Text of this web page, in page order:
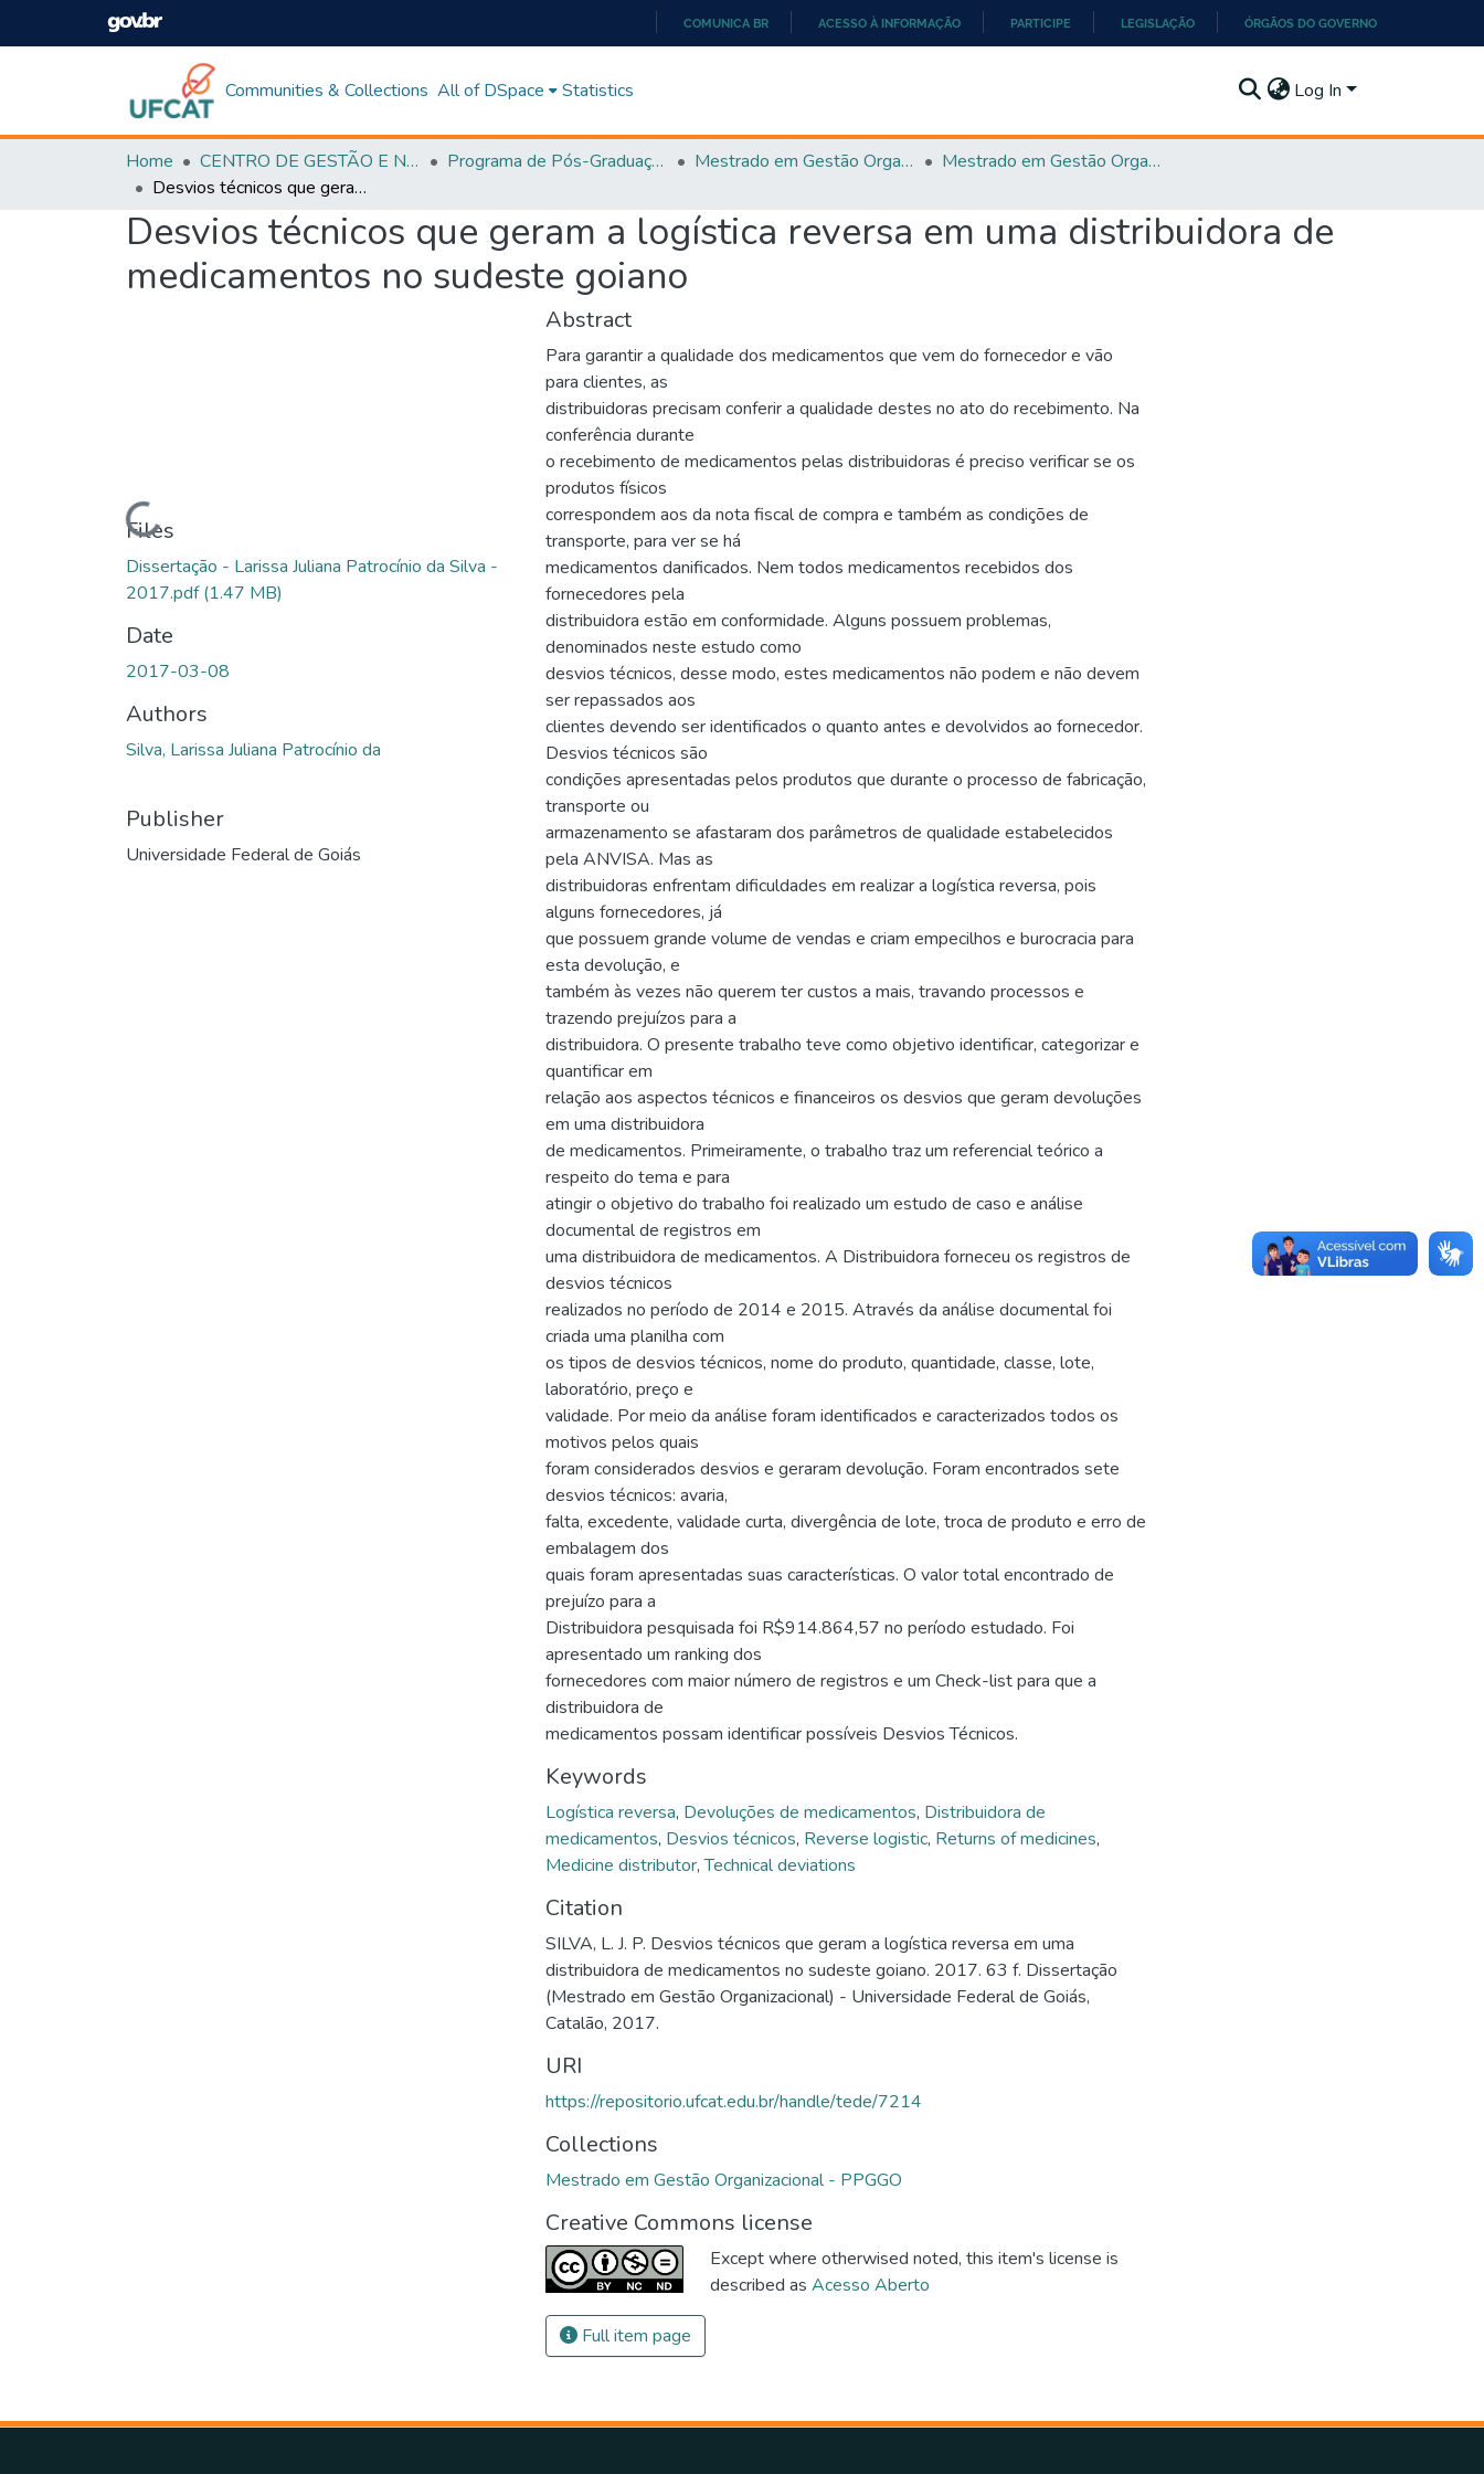
CONTEÚDO
COMUNICA BR ACESSO À INFORMAÇÃO PARTICIPE LEGISLAÇÃO ÓRGÃOS DO GOVERNO
Communities & Collections All of DSpace Statistics Log In
Home CENTRO DE GESTÃO E NEGÓCIOS Programa de Pós-Graduação em Gestão Organizacional (PPGGO) Mestrado em Gestão Organizacional - PPGGO
Mestrado em Gestão Organizacional - PPGGO
Desvios técnicos que geram a logística reversa em uma distribuidora de medicamentos no sudeste goiano
Desvios técnicos que geram a logística reversa em uma distribuidora de
medicamentos no sudeste goiano
Loading...
Files
Dissertação - Larissa Juliana Patrocínio da Silva -
2017.pdf(1.47 MB)
Date
2017-03-08
Authors
Silva, Larissa Juliana Patrocínio da
Publisher
Universidade Federal de Goiás
Abstract
Para garantir a qualidade dos medicamentos que vem do fornecedor e vão
para clientes, as
distribuidoras precisam conferir a qualidade destes no ato do recebimento. Na
conferência durante
o recebimento de medicamentos pelas distribuidoras é preciso verificar se os
produtos físicos
correspondem aos da nota fiscal de compra e também as condições de
transporte, para ver se há
medicamentos danificados. Nem todos medicamentos recebidos dos
fornecedores pela
distribuidora estão em conformidade. Alguns possuem problemas,
denominados neste estudo como
desvios técnicos, desse modo, estes medicamentos não podem e não devem
ser repassados aos
clientes devendo ser identificados o quanto antes e devolvidos ao fornecedor.
Desvios técnicos são
condições apresentadas pelos produtos que durante o processo de fabricação,
transporte ou
armazenamento se afastaram dos parâmetros de qualidade estabelecidos
pela ANVISA. Mas as
distribuidoras enfrentam dificuldades em realizar a logística reversa, pois
alguns fornecedores, já
que possuem grande volume de vendas e criam empecilhos e burocracia para
esta devolução, e
também às vezes não querem ter custos a mais, travando processos e
trazendo prejuízos para a
distribuidora. O presente trabalho teve como objetivo identificar, categorizar e
quantificar em
relação aos aspectos técnicos e financeiros os desvios que geram devoluções
em uma distribuidora
de medicamentos. Primeiramente, o trabalho traz um referencial teórico a
respeito do tema e para
atingir o objetivo do trabalho foi realizado um estudo de caso e análise
documental de registros em
uma distribuidora de medicamentos. A Distribuidora forneceu os registros de
desvios técnicos
realizados no período de 2014 e 2015. Através da análise documental foi
criada uma planilha com
os tipos de desvios técnicos, nome do produto, quantidade, classe, lote,
laboratório, preço e
validade. Por meio da análise foram identificados e caracterizados todos os
motivos pelos quais
foram considerados desvios e geraram devolução. Foram encontrados sete
desvios técnicos: avaria,
falta, excedente, validade curta, divergência de lote, troca de produto e erro de
embalagem dos
quais foram apresentadas suas características. O valor total encontrado de
prejuízo para a
Distribuidora pesquisada foi R$914.864,57 no período estudado. Foi
apresentado um ranking dos
fornecedores com maior número de registros e um Check-list para que a
distribuidora de
medicamentos possam identificar possíveis Desvios Técnicos.
Keywords
Logística reversa, Devoluções de medicamentos, Distribuidora de
medicamentos, Desvios técnicos, Reverse logistic, Returns of medicines,
Medicine distributor,Technical deviations
Citation
SILVA, L. J. P. Desvios técnicos que geram a logística reversa em uma
distribuidora de medicamentos no sudeste goiano. 2017. 63 f. Dissertação
(Mestrado em Gestão Organizacional) - Universidade Federal de Goiás,
Catalão, 2017.
URI
https://repositorio.ufcat.edu.br/handle/tede/7214
Collections
Mestrado em Gestão Organizacional - PPGGO
Creative Commons license
Except where otherwised noted, this item's license is
described as Acesso Aberto
Full item page